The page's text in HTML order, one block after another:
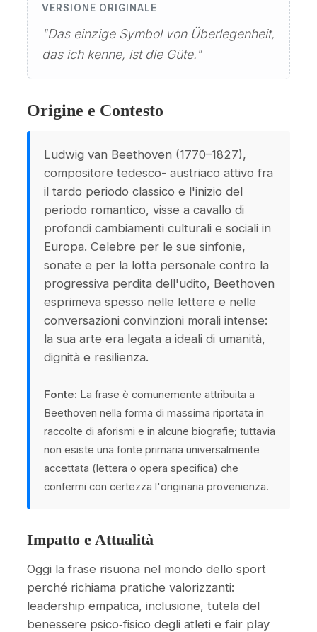
VERSIONE ORIGINALE
"Das einzige Symbol von Überlegenheit,
das ich kenne, ist die Güte."
Origine e Contesto
Ludwig van Beethoven (1770–1827),
compositore tedesco- austriaco attivo fra
il tardo periodo classico e l'inizio del
periodo romantico, visse a cavallo di
profondi cambiamenti culturali e sociali in
Europa. Celebre per le sue sinfonie,
sonate e per la lotta personale contro la
progressiva perdita dell'udito, Beethoven
esprimeva spesso nelle lettere e nelle
conversazioni convinzioni morali intense:
la sua arte era legata a ideali di umanità,
dignità e resilienza.
Fonte: La frase è comunemente attribuita a
Beethoven nella forma di massima riportata in
raccolte di aforismi e in alcune biografie; tuttavia
non esiste una fonte primaria universalmente
accettata (lettera o opera specifica) che
confermi con certezza l'originaria provenienza.
Impatto e Attualità
Oggi la frase risuona nel mondo dello sport
perché richiama pratiche valorizzanti:
leadership empatica, inclusione, tutela del
benessere psico‑fisico degli atleti e fair play